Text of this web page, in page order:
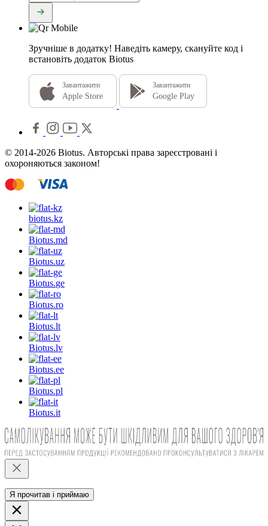
Зручніше в додатку! Наведіть камеру, скануйте код і
встановіть додаток Biotus
Завантажити
Apple Store
Завантажити
Google Play
© 2014-2026 Biotus. Авторські права зареєстровані і
охороняються законом!
biotus.kz
Biotus.md
Biotus.uz
Biotus.ge
Biotus.ro
Biotus.lt
Biotus.lv
Biotus.ee
Biotus.pl
Biotus.it
Я прочитав і приймаю